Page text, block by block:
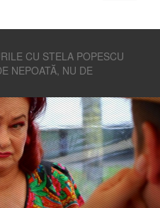
CU STELA POPESCU
NEPOATĂ, NU DE